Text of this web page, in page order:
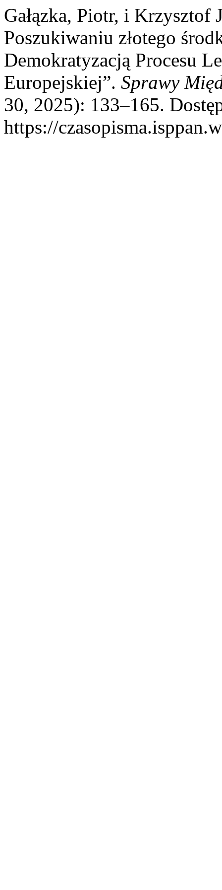
Gałązka, Piotr, i Krzysztof
Poszukiwaniu złotego
Demokratyzacją Procesu
Europejskiej”. Sprawy
30, 2025): 133–165.
https://